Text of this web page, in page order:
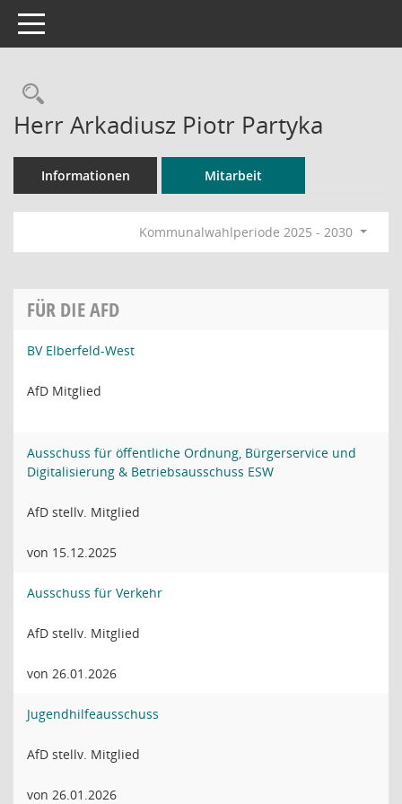
Toggle navigation
Rechercheauswahl
Herr Arkadiusz Piotr Partyka
Informationen Mitarbeit
Kommunalwahlperiode 2025 - 2030
FÜR DIE AFD
BV Elberfeld-West
AfD Mitglied
Ausschuss für öffentliche Ordnung, Bürgerservice und
Digitalisierung & Betriebsausschuss ESW
AfD stellv. Mitglied
von 15.12.2025
Ausschuss für Verkehr
AfD stellv. Mitglied
von 26.01.2026
Jugendhilfeausschuss
AfD stellv. Mitglied
von 26.01.2026